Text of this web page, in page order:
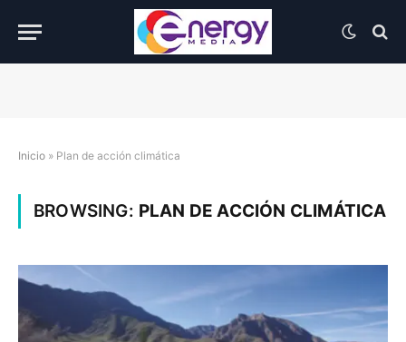
Inicio » Plan de acción climática
BROWSING: PLAN DE ACCIÓN CLIMÁTICA